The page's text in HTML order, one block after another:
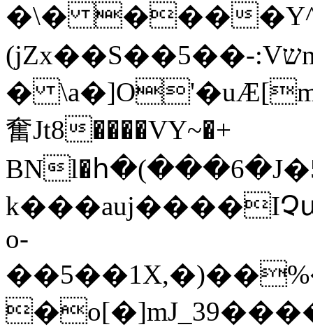
�\� ����Y^
(jZx��S��5��-:Vשn�2��}
�
奮Jt8����VY~�+
BN
o-